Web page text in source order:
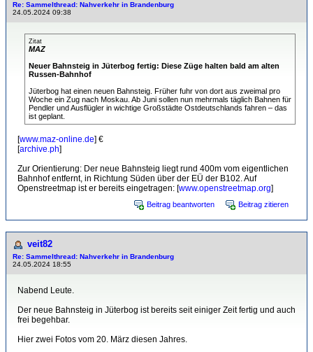
Re: Sammelthread: Nahverkehr in Brandenburg
24.05.2024 09:38
Zitat
MAZ
Neuer Bahnsteig in Jüterbog fertig: Diese Züge halten bald am alten
Russen-Bahnhof
Jüterbog hat einen neuen Bahnsteig. Früher fuhr von dort aus zweimal pro
Woche ein Zug nach Moskau. Ab Juni sollen nun mehrmals täglich Bahnen für
Pendler und Ausflügler in wichtige Großstädte Ostdeutschlands fahren – das
ist geplant.
[www.maz-online.de] €
[archive.ph]
Zur Orientierung: Der neue Bahnsteig liegt rund 400m vom eigentlichen
Bahnhof entfernt, in Richtung Süden über der EÜ der B102. Auf
Openstreetmap ist er bereits eingetragen: [www.openstreetmap.org]
Beitrag beantworten Beitrag zitieren
veit82
Re: Sammelthread: Nahverkehr in Brandenburg
24.05.2024 18:55
Nabend Leute.
Der neue Bahnsteig in Jüterbog ist bereits seit einiger Zeit fertig und auch
frei begehbar.
Hier zwei Fotos vom 20. März diesen Jahres.